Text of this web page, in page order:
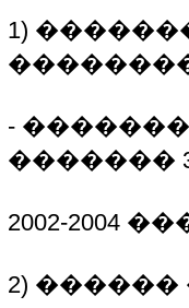
1)
-
�������
2002-2004
2)